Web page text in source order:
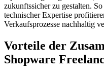
zukunftssicher zu gestalten.
technischer Expertise
Verkaufsprozesse nachhaltig
Vorteile der
Shopware